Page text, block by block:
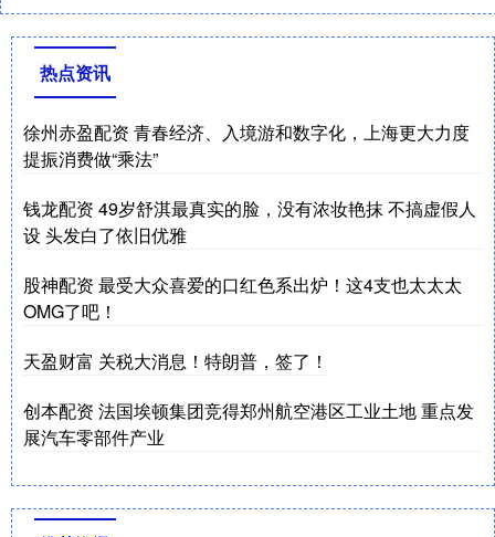
热点资讯
徐州赤盈配资 青春经济、入境游和数字化，上海更大力度
提振消费做“乘法”
钱龙配资 49岁舒淇最真实的脸，没有浓妆艳抹 不搞虚假人
设 头发白了依旧优雅
股神配资 最受大众喜爱的口红色系出炉！这4支也太太太
OMG了吧！
天盈财富 关税大消息！特朗普，签了！
创本配资 法国埃顿集团竞得郑州航空港区工业土地 重点发
展汽车零部件产业